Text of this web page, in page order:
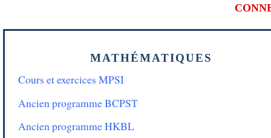
MATHÉMATIQUES
Cours et exercices MPSI
Ancien programme BCPST
Ancien programme HKBL